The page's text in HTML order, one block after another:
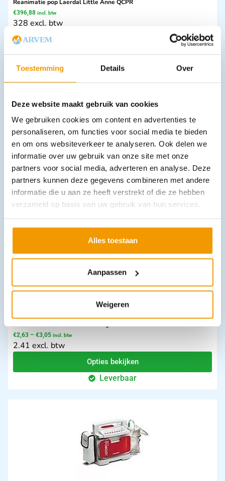
Toestemming Details Over
Deze website maakt gebruik van cookies
We gebruiken cookies om content en advertenties te
personaliseren, om functies voor social media te bieden
en om ons websiteverkeer te analyseren. Ook delen we
informatie over uw gebruik van onze site met onze
partners voor social media, adverteren en analyse. Deze
partners kunnen deze gegevens combineren met andere
informatie die u aan ze heeft verstrekt of die ze hebben
verzameld op basis van uw gebruik van hun services.
Alles toestaan
Aanpassen
Weigeren
Reanimatie pop Laerdal Little Anne QCPR
€396,88 incl. btw
328 excl. btw
Leverbaar
Naaldvoerders Olsen-Hegar afmeting
15.95 excl. btw
Opties bekijken
Leverbaar
Zuurstofmasker Non-Rebreathing
€2,63 – €3,05 incl. btw
2.41 excl. btw
Opties bekijken
Leverbaar